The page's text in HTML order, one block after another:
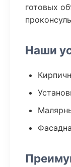
готовых
Наши